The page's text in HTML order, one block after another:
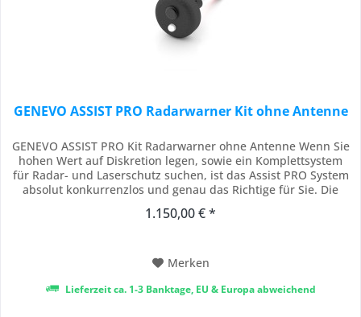
GENEVO ASSIST PRO Radarwarner Kit ohne Antenne
GENEVO ASSIST PRO Kit Radarwarner ohne Antenne Wenn Sie
hohen Wert auf Diskretion legen, sowie ein Komplettsystem
für Radar- und Laserschutz suchen, ist das Assist PRO System
absolut konkurrenzlos und genau das Richtige für Sie. Die
"One Button" Prinzip mit nur einem Bedienknopf. Dieser ist
1.150,00 € *
Merken
Lieferzeit ca. 1-3 Banktage, EU & Europa abweichend